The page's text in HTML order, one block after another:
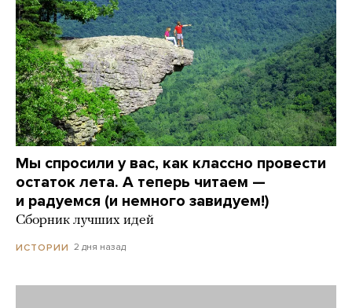
Мы спросили у вас, как классно провести
остаток лета. А теперь читаем —
и радуемся (и немного завидуем!)
Сборник лучших идей
ИСТОРИИ 2 дня назад